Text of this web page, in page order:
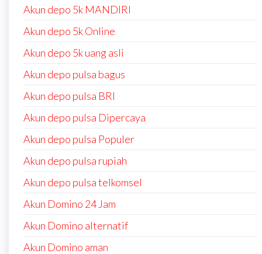
Akun depo 5k MANDIRI
Akun depo 5k Online
Akun depo 5k uang asli
Akun depo pulsa bagus
Akun depo pulsa BRI
Akun depo pulsa Dipercaya
Akun depo pulsa Populer
Akun depo pulsa rupiah
Akun depo pulsa telkomsel
Akun Domino 24 Jam
Akun Domino alternatif
Akun Domino aman